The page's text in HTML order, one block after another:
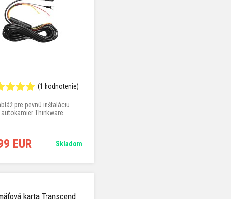
(1 hodnotenie)
pre pevnú inštaláciu
autokamier Thinkware
EUR Skladom
karta Transcend